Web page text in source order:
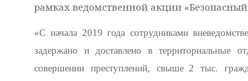
рамках ведомственной акции
«С начала 2019 года сотрудниками
задержано и доставлено в территориальные
совершении преступлений, свыше 2 тыс.